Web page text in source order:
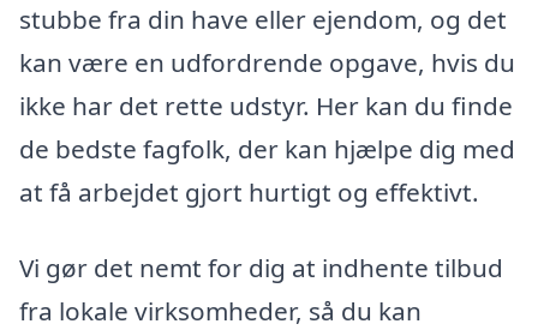
stubbe fra din have eller ejendom, og det
kan være en udfordrende opgave, hvis du
ikke har det rette udstyr. Her kan du finde
de bedste fagfolk, der kan hjælpe dig med
at få arbejdet gjort hurtigt og effektivt.
Vi gør det nemt for dig at indhente tilbud
fra lokale virksomheder, så du kan